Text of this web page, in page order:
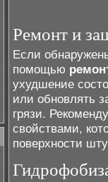
Ремонт и
Если
помощью
ухудшение
или обновлять
грязи.
свойствами,
поверхности